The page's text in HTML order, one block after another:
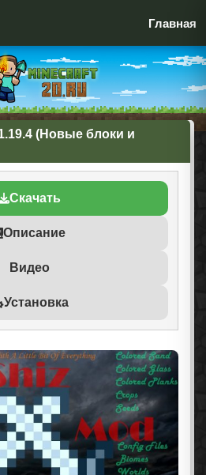
Главная
(Новые блоки и
Скачать
Описание
Видео
Установка